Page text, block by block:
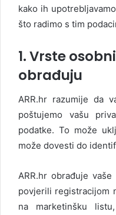
kako ih
što radimo s tim
1. Vrste
obrađuju
ARR.hr razumije da
poštujemo vašu
podatke. To može
može dovesti do
ARR.hr obrađuje
povjerili registracijom
na marketinšku